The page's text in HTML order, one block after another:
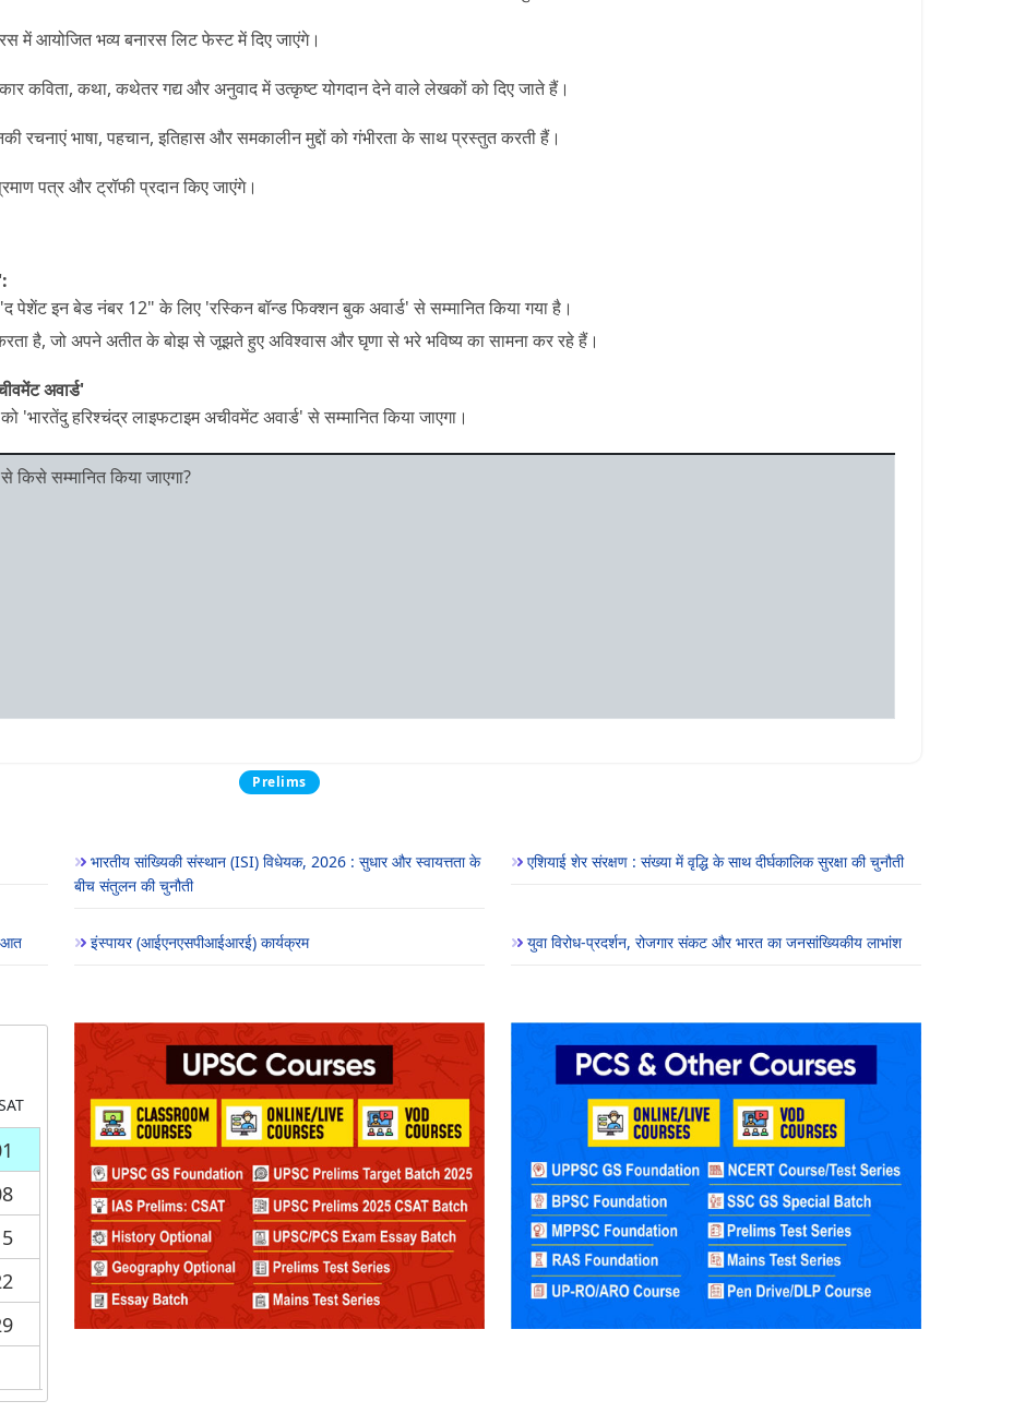
में आयोजित भव्य बनारस लिट फेस्ट में दिए जाएंगे।
कविता, कथा, कथेतर गद्य और अनुवाद में उत्कृष्ट योगदान देने वाले लेखकों को दिए जाते हैं।
रचनाएं भाषा, पहचान, इतिहास और समकालीन मुद्दों को गंभीरता के साथ प्रस्तुत करती हैं।
पत्र और ट्रॉफी प्रदान किए जाएंगे।
इन बेड नंबर 12" के लिए 'रस्किन बॉन्ड फिक्शन बुक अवार्ड' से सम्मानित किया गया है।
है, जो अपने अतीत के बोझ से जूझते हुए अविश्वास और घृणा से भरे भविष्य का सामना कर रहे हैं।
अवार्ड'
'भारतेंदु हरिश्चंद्र लाइफटाइम अचीवमेंट अवार्ड' से सम्मानित किया जाएगा।
किसे सम्मानित किया जाएगा?
Prelims
भारतीय सांख्यिकी संस्थान (ISI) विधेयक, 2026 : सुधार और स्वायत्तता के
बीच संतुलन की चुनौती
एशियाई शेर संरक्षण : संख्या में वृद्धि के साथ दीर्घकालिक सुरक्षा की चुनौती
इंस्पायर (आईएनएसपीआईआरई) कार्यक्रम युवा विरोध-प्रदर्शन, रोजगार संकट और भारत का जनसांख्यिकीय लाभांश